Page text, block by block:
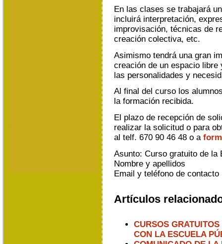
En las clases se trabajará
incluirá interpretación,
improvisación, técnicas de
creación colectiva, etc.
Asimismo tendrá una gran
creación de un espacio libre
las personalidades y
Al final del curso los
la formación recibida.
El plazo de recepción de
realizar la solicitud o para
al telf. 670 90 46 48 o a
Asunto: Curso gratuito de la
Nombre y apellidos
Email y teléfono de contacto
Artículos
CURSOS
CON LA ESCUELA